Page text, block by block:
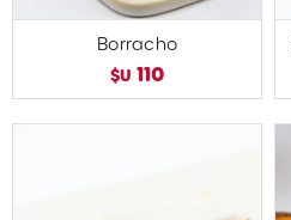
Borracho
$U 110